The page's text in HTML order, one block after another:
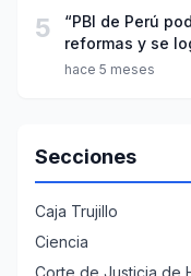
5
“PBI de Perú
reformas y se
hace 5 meses
Secciones
Caja Trujillo
Ciencia